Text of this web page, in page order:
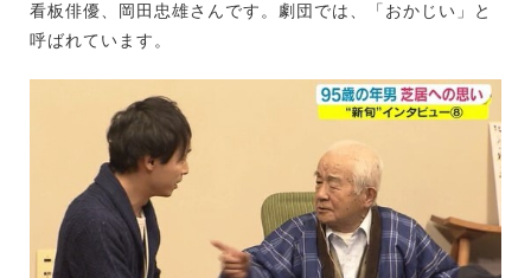
看板俳優、岡田忠雄さんです。劇団では、「おかじい」と
呼ばれています。